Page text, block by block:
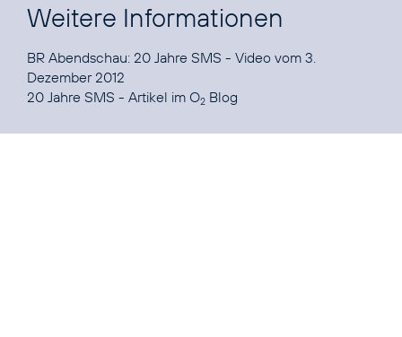
Weitere Informationen
BR Abendschau: 20 Jahre SMS - Video vom 3.
20 Jahre SMS - Artikel im O2 Blog